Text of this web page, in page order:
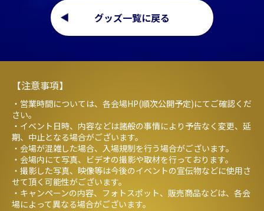
グッズ一覧に戻る
【注意事項】
・営業時間については、各会場HP(順次公開予定)にてご確認くだ
さい。
・イベント日時、内容などは諸般の事情により予告なく変更、延
期、中止となる場合がございます。
・会場が混雑した場合、入場規制を行う場合がございます。
・会場内にて写真、ビデオの撮影や取材を行っております。
・撮影した写真、映像等は今後のイベントの宣伝物などに使用さ
せて頂く可能性がございます。
・キャンペーンの内容、フォトスポット、販売商品などは、各会
場によって異なる場合がございます。